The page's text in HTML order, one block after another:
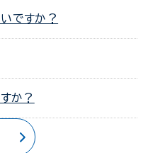
ですか？
か？